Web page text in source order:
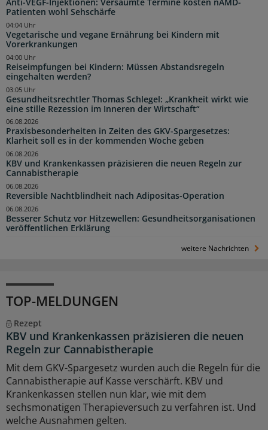
Anti-VEGF-Injektionen: Versäumte Termine kosten nAMD-
Patienten wohl Sehschärfe
Vegetarische und vegane Ernährung bei Kindern mit
Vorerkrankungen
04:04 Uhr
Reiseimpfungen bei Kindern: Müssen Abstandsregeln
eingehalten werden?
04:00 Uhr
Gesundheitsrechtler Thomas Schlegel: „Krankheit wirkt wie
eine stille Rezession im Inneren der Wirtschaft“
03:05 Uhr
Praxisbesonderheiten in Zeiten des GKV-Spargesetzes:
Klarheit soll es in der kommenden Woche geben
06.08.2026
KBV und Krankenkassen präzisieren die neuen Regeln zur
Cannabistherapie
06.08.2026
Reversible Nachtblindheit nach Adipositas-Operation
06.08.2026
Besserer Schutz vor Hitzewellen: Gesundheitsorganisationen
veröffentlichen Erklärung
06.08.2026
weitere Nachrichten
TOP-MELDUNGEN
Rezept
KBV und Krankenkassen präzisieren die neuen
Regeln zur Cannabistherapie
Mit dem GKV-Spargesetz wurden auch die Regeln für die
Cannabistherapie auf Kasse verschärft. KBV und
Krankenkassen stellen nun klar, wie mit dem
sechsmonatigen Therapieversuch zu verfahren ist. Und
welche Ausnahmen gelten.